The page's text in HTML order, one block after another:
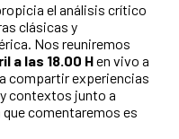
el análisis crítico
clásicas y
Nos reuniremos
a las 18.00 Hen vivo a
compartir experiencias
contextos junto a
que comentaremos es